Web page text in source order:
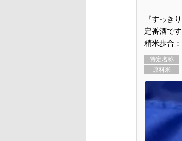
『すっき
定番酒です
精米歩合
特定名称
原料米